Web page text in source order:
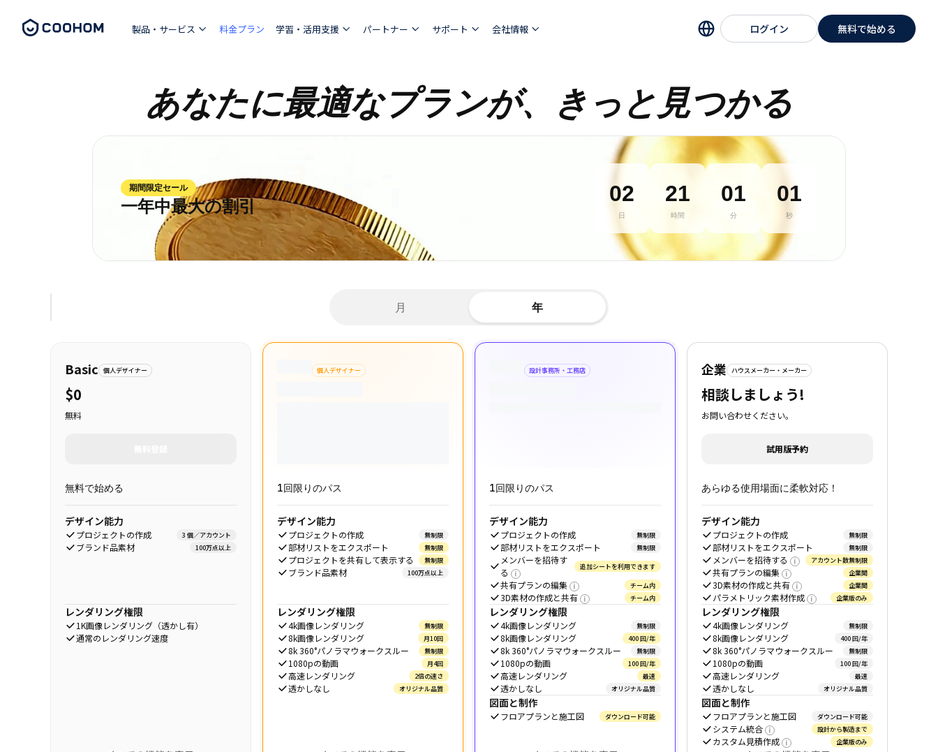
製品・サービス 料金プラン 学習・活用支援 パートナー サポート 会社情報 ログイン 無料で始める
あなたに最適なプランが、きっと見つかる
期間限定セール
一年中最大の割引
02
日
21
時間
01
分
00
秒
月 年
Basic 個人デザイナー
$0
無料
無料で始める
デザイン能力
プロジェクトの作成 3 個／アカウント
ブランド品素材 100万点以上
レンダリング権限
1K画像レンダリング（透かし有）
通常のレンダリング速度
個人デザイナー
1回限りのパス
デザイン能力
プロジェクトの作成 無制限
部材リストをエクスポート 無制限
プロジェクトを共有して表示する 無制限
ブランド品素材 100万点以上
レンダリング権限
4k画像レンダリング 無制限
8k画像レンダリング 月10回
8k 360°パノラマウォークスルー 無制限
1080pの動画 月4回
高速レンダリング 2倍の速さ
透かしなし オリジナル品質
設計事務所・工務店
1回限りのパス
デザイン能力
プロジェクトの作成 無制限
部材リストをエクスポート 無制限
メンバーを招待す
る
追加シートを利用できます
共有プランの編集 チーム内
3D素材の作成と共有 チーム内
レンダリング権限
4k画像レンダリング 無制限
8k画像レンダリング 400 回/年
8k 360°パノラマウォークスルー 無制限
1080pの動画 100 回/年
高速レンダリング 最速
透かしなし オリジナル品質
図面と制作
フロアプランと施工図 ダウンロード可能
企業 ハウスメーカー・メーカー
相談しましょう!
お問い合わせください。
試用版予約
あらゆる使用場面に柔軟対応！
デザイン能力
プロジェクトの作成 無制限
部材リストをエクスポート 無制限
メンバーを招待する アカウント数無制限
共有プランの編集 企業間
3D素材の作成と共有 企業間
パラメトリック素材作成 企業版のみ
レンダリング権限
4k画像レンダリング 無制限
8k画像レンダリング 400 回/年
8k 360°パノラマウォークスルー 無制限
1080pの動画 100 回/年
高速レンダリング 最速
透かしなし オリジナル品質
図面と制作
フロアプランと施工図 ダウンロード可能
システム統合 設計から製造まで
カスタム見積作成 企業版のみ